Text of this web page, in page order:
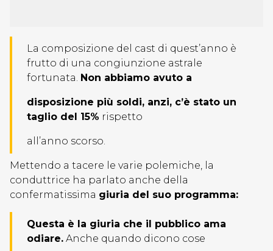
La composizione del cast di quest’anno è
frutto di una congiunzione astrale
fortunata. Non abbiamo avuto a
disposizione più soldi, anzi, c’è stato un
taglio del 15% rispetto
all’anno scorso.
Mettendo a tacere le varie polemiche, la
conduttrice ha parlato anche della
confermatissima giuria del suo programma:
Questa è la giuria che il pubblico ama
odiare. Anche quando dicono cose